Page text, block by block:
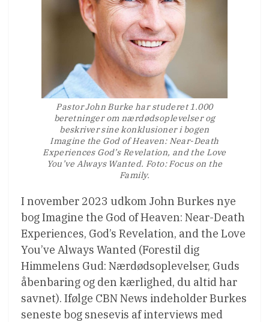
Pastor John Burke har studeret 1.000
beretninger om nærdødsoplevelser og
beskriver sine konklusioner i bogen
Imagine the God of Heaven: Near-Death
Experiences God’s Revelation, and the Love
You’ve Always Wanted. Foto: Focus on the
Family.
I november 2023 udkom John Burkes nye
bog Imagine the God of Heaven: Near-Death
Experiences, God’s Revelation, and the Love
You’ve Always Wanted (Forestil dig
Himmelens Gud: Nærdødsoplevelser, Guds
åbenbaring og den kærlighed, du altid har
savnet). Ifølge CBN News indeholder Burkes
seneste bog snesevis af interviews med